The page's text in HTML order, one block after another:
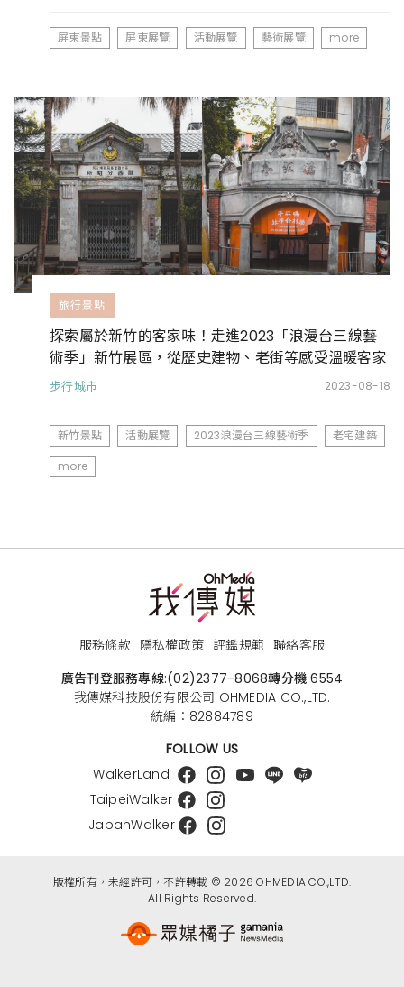
屏東景點 屏東展覽 活動展覽 藝術展覽 more
旅行景點
探索屬於新竹的客家味！走進2023「浪漫台三線藝
術季」新竹展區，從歷史建物、老街等感受溫暖客家
風情
步行城市 2023-08-18
新竹景點 活動展覽 2023浪漫台三線藝術季
老宅建築
more
服務條款 隱私權政策 評鑑規範 聯絡客服
廣告刊登服務專線:(02)2377-8068轉分機 6554
我傳媒科技股份有限公司 OHMEDIA CO.,LTD.
統編：82884789
FOLLOW US
WalkerLand
TaipeiWalker
JapanWalker
版權所有，未經許可，不許轉載 © 2026 OHMEDIA CO.,LTD.
All Rights Reserved.